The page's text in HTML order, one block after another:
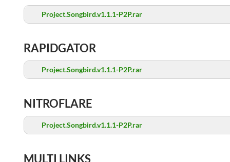
Project.Songbird.v1.1.1-P2P.rar
RAPIDGATOR
Project.Songbird.v1.1.1-P2P.rar
NITROFLARE
Project.Songbird.v1.1.1-P2P.rar
MULTI LINKS